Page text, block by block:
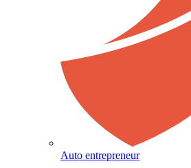
Auto entrepreneur